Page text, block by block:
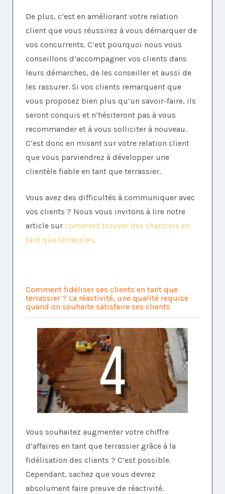
De plus, c’est en améliorant votre relation
client que vous réussirez à vous démarquer de
vos concurrents. C’est pourquoi nous vous
conseillons d’accompagner vos clients dans
leurs démarches, de les conseiller et aussi de
les rassurer. Si vos clients remarquent que
vous proposez bien plus qu’un savoir-faire, ils
seront conquis et n’hésiteront pas à vous
recommander et à vous solliciter à nouveau.
C’est donc en misant sur votre relation client
que vous parviendrez à développer une
clientèle fiable en tant que terrassier.
Vous avez des difficultés à communiquer avec
vos clients ? Nous vous invitons à lire notre
article sur comment trouver des chantiers en
tant que terrassier.
Comment fidéliser ses clients en tant que
terrassier ? La réactivité, une qualité requise
quand on souhaite satisfaire ses clients
Vous souhaitez augmenter votre chiffre
d’affaires en tant que terrassier grâce à la
fidélisation des clients ? C’est possible.
Cependant, sachez que vous devrez
absolument faire preuve de réactivité.